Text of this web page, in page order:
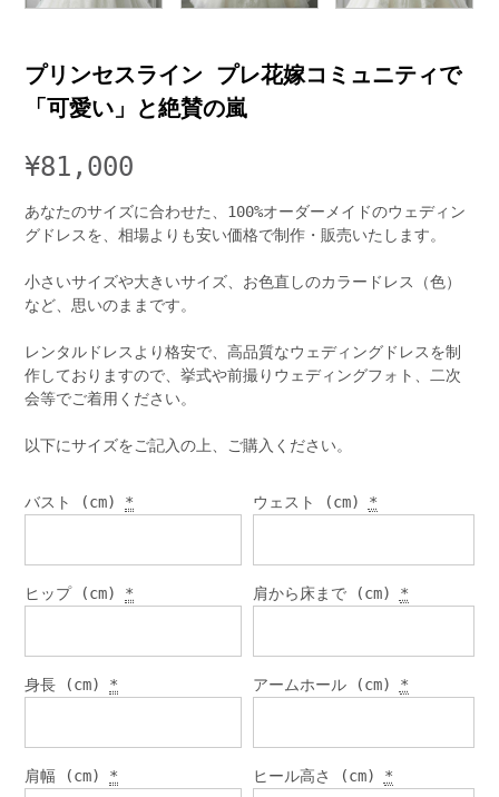
プリンセスライン プレ花嫁コミュニティで
「可愛い」と絶賛の嵐
¥81,000
あなたのサイズに合わせた、100%オーダーメイドのウェディン
グドレスを、相場よりも安い価格で制作・販売いたします。
小さいサイズや大きいサイズ、お色直しのカラードレス（色）
など、思いのままです。
レンタルドレスより格安で、高品質なウェディングドレスを制
作しておりますので、挙式や前撮りウェディングフォト、二次
会等でご着用ください。
以下にサイズをご記入の上、ご購入ください。
バスト (cm) * ウェスト (cm) *
ヒップ (cm) * 肩から床まで (cm) *
身長 (cm) * アームホール (cm) *
肩幅 (cm) * ヒール高さ (cm) *